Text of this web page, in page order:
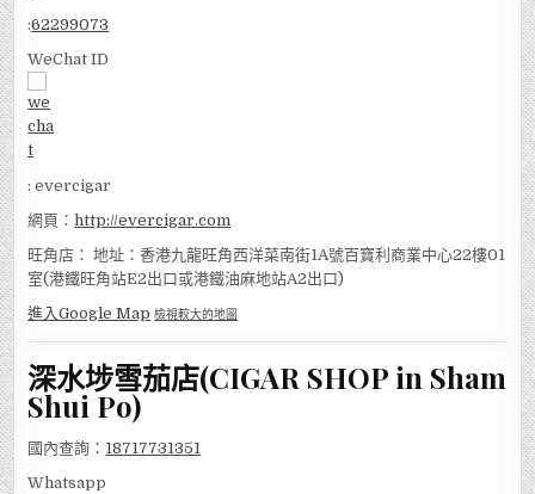
:62299073
WeChat ID
: evercigar
網頁：http://evercigar.com
旺角店： 地址：香港九龍旺角西洋菜南街1A號百寶利商業中心22樓01
室(港鐵旺角站E2出口或港鐵油麻地站A2出口)
進入Google Map 檢視較大的地圖
深水埗雪茄店(CIGAR SHOP in Sham
Shui Po)
國內查詢： 18717731351
Whatsapp